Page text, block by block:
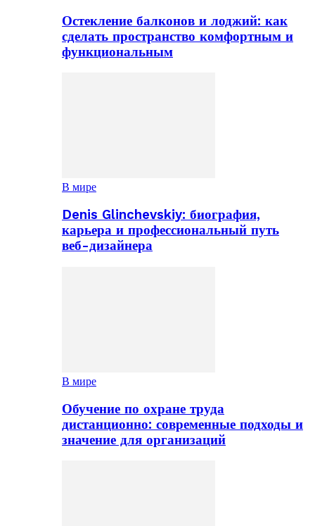
Остекление балконов и лоджий: как
сделать пространство комфортным и
функциональным
В мире
Denis Glinchevskiy: биография,
карьера и профессиональный путь
веб-дизайнера
В мире
Обучение по охране труда
дистанционно: современные подходы и
значение для организаций